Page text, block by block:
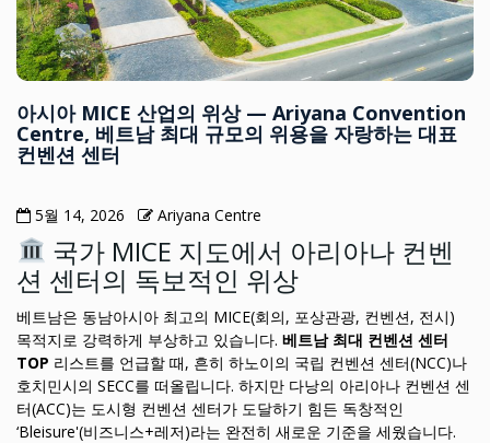
아시아 MICE 산업의 위상 — Ariyana Convention
Centre, 베트남 최대 규모의 위용을 자랑하는 대표
컨벤션 센터
5월 14, 2026 Ariyana Centre
국가 MICE 지도에서 아리아나 컨벤
션 센터의 독보적인 위상
베트남은 동남아시아 최고의 MICE(회의, 포상관광, 컨벤션, 전시)
목적지로 강력하게 부상하고 있습니다. 베트남 최대 컨벤션 센터
TOP 리스트를 언급할 때, 흔히 하노이의 국립 컨벤션 센터(NCC)나
호치민시의 SECC를 떠올립니다. 하지만 다낭의 아리아나 컨벤션 센
터(ACC)는 도시형 컨벤션 센터가 도달하기 힘든 독창적인
‘Bleisure'(비즈니스+레저)라는 완전히 새로운 기준을 세웠습니다.